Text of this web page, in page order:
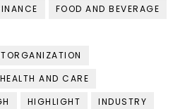
FOOD AND BEVERAGE
HEALTH AND CARE
HIGHLIGHT
INDUSTRY